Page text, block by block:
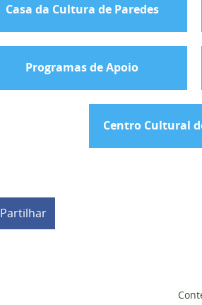
Casa da Cultura de Paredes
Programas de Apoio
Centro Cultural
Partilhar